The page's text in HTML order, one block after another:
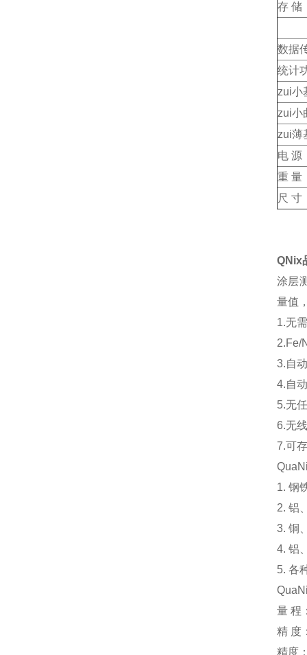
存 储
数据
统计
zui小
zui小
zui薄
电 源
重 量
尺 寸
QNix
涂层
量值
1.无
2.Fe/
3.自
4.自
5.无
6.无
7.可
1. 钢
2. 铝
3. 铜
4. 铝
5. 各
量 程
精 度
精度